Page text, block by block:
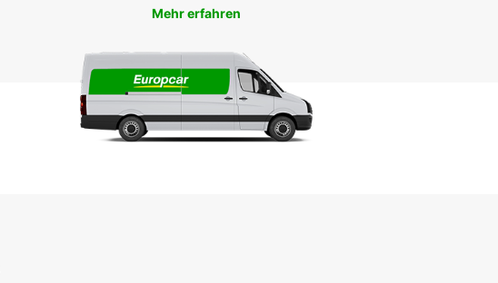
Mehr erfahren